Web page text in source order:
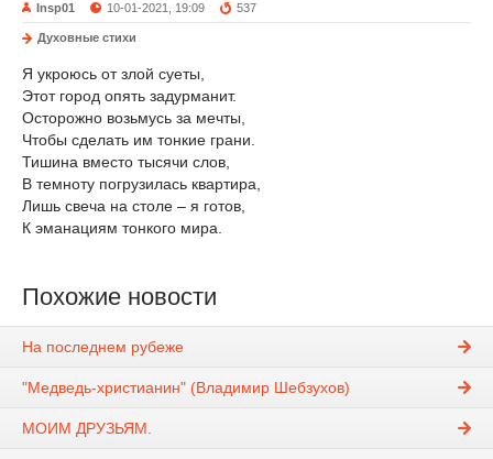
Insp01 10-01-2021, 19:09 537
Духовные стихи
Я укроюсь от злой суеты,
Этот город опять задурманит.
Осторожно возьмусь за мечты,
Чтобы сделать им тонкие грани.
Тишина вместо тысячи слов,
В темноту погрузилась квартира,
Лишь свеча на столе – я готов,
К эманациям тонкого мира.
Похожие новости
На последнем рубеже
"Медведь-христианин" (Владимир Шебзухов)
МОИМ ДРУЗЬЯМ.